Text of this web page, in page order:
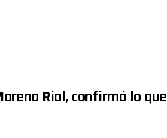
Rial, confirmó lo que